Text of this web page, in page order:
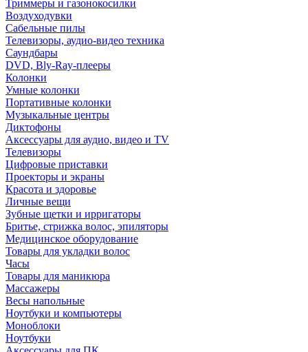
Триммеры и газонокосилки
Воздуходувки
Сабельные пилы
Телевизоры, аудио-видео техника
Саундбары
DVD, Bly-Ray-плееры
Колонки
Умные колонки
Портативные колонки
Музыкальные центры
Диктофоны
Аксессуары для аудио, видео и TV
Телевизоры
Цифровые приставки
Проекторы и экраны
Красота и здоровье
Личные вещи
Зубные щетки и ирригаторы
Бритье, стрижка волос, эпиляторы
Медицинское оборудование
Товары для укладки волос
Часы
Товары для маникюра
Массажеры
Весы напольные
Ноутбуки и компьютеры
Моноблоки
Ноутбуки